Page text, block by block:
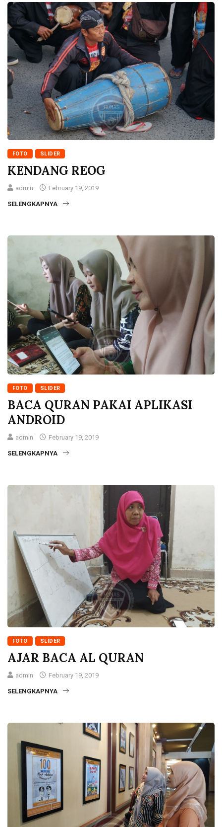
FOTO SLIDER
KENDANG REOG
admin February 19, 2019
SELENGKAPNYA
FOTO SLIDER
BACA QURAN PAKAI APLIKASI
ANDROID
admin February 19, 2019
SELENGKAPNYA
FOTO SLIDER
AJAR BACA AL QURAN
admin February 19, 2019
SELENGKAPNYA